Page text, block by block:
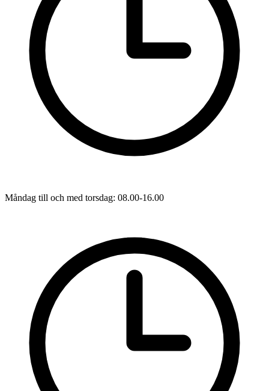
Måndag till och med torsdag: 08.00-16.00